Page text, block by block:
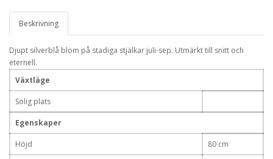
Beskrivning
Djupt silverblå blom på stadiga stjälkar juli-sep. Utmärkt till snitt och
eternell.
Växtläge
Solig plats
Egenskaper
Höjd 80 cm